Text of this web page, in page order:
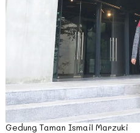
Gedung Taman Ismail Marzuki